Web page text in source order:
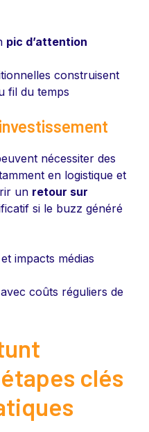
pic d’attention
construisent
fil du temps
nécessiter des
en logistique et
un retour sur
si le buzz généré
impacts médias
coûts réguliers de
clés